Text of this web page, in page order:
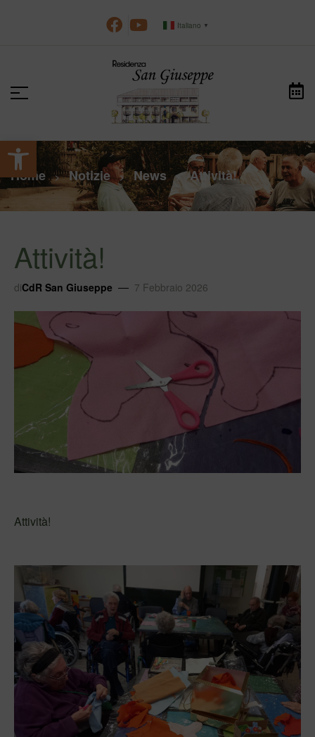
Apri la barra degli strumenti
Italiano ▼
Home > Notizie > News > Attività!
Attività!
diCdR San Giuseppe 7 Febbraio 2026
Attività!